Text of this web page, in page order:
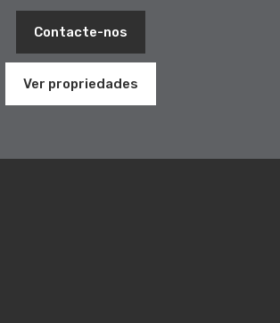
Contacte-nos
Ver propriedades